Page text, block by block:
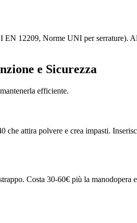
12209, Norme UNI per serrature).
e Sicurezza
efficiente.
attira polvere e crea impasti.
Costa 30-60€ più la manodopera